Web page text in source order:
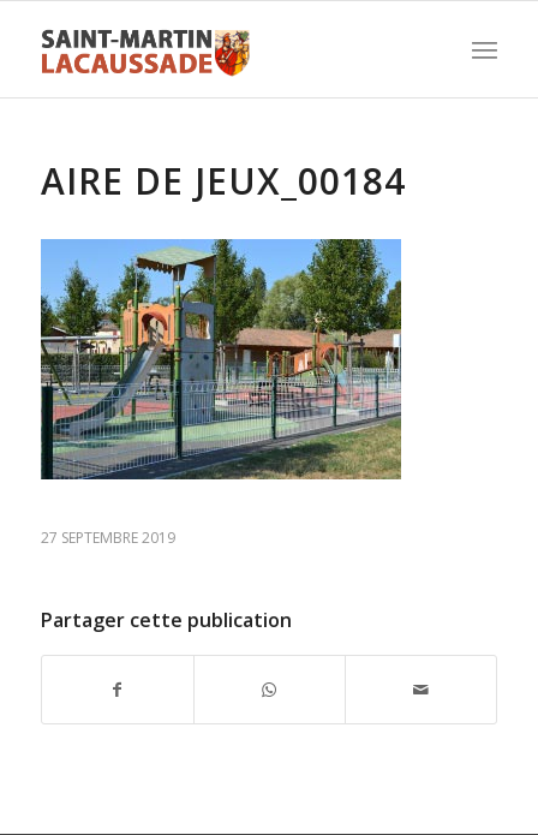
AIRE DE JEUX_00184
27 SEPTEMBRE 2019
Partager cette publication